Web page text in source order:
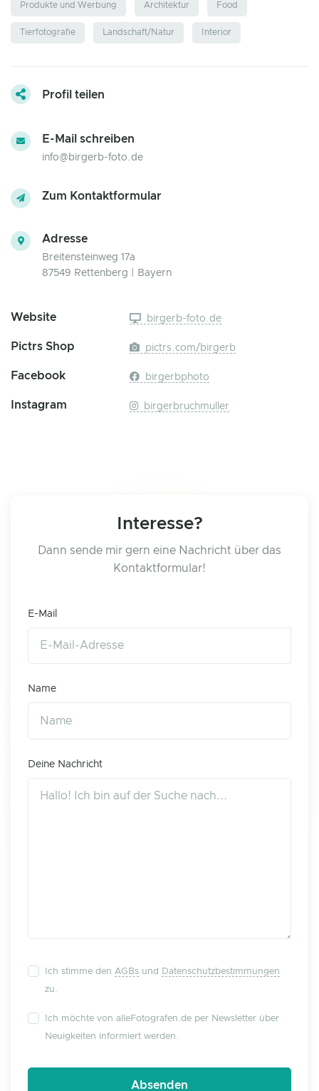
Produkte und Werbung Architektur Food
Tierfotografie Landschaft/Natur Interior
Profil teilen
E-Mail schreiben
info@birgerb-foto.de
Zum Kontaktformular
Adresse
Breitensteinweg 17a
87549 Rettenberg | Bayern
Website birgerb-foto.de
Pictrs Shop pictrs.com/birgerb
Facebook birgerbphoto
Instagram birgerbruchmuller
Interesse?
Dann sende mir gern eine Nachricht über das
Kontaktformular!
E-Mail
Name
Deine Nachricht
Ich stimme den AGBs und
Datenschutzbestimmungen
zu.
Ich möchte von alleFotografen.de per Newsletter über
Neuigkeiten informiert werden.